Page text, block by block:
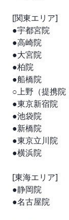
[関東エリア]
●宇都宮院
●高崎院
●大宮院
●柏院
●船橋院
○上野（提携院
●東京新宿院
●池袋院
●新橋院
●東京立川院
●横浜院
[東海エリア]
●静岡院
●名古屋院